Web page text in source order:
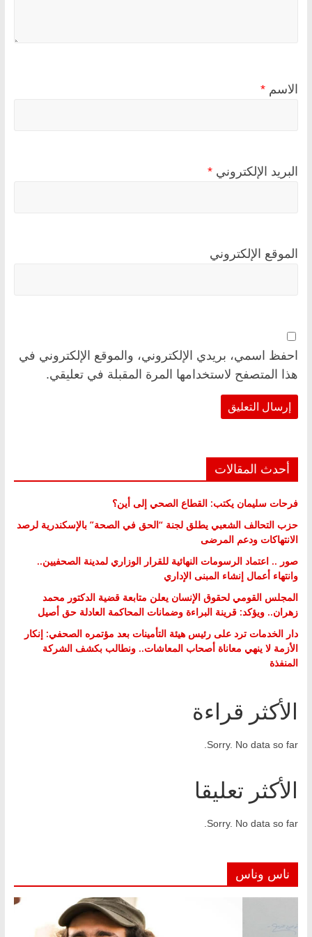
الاسم *
البريد الإلكتروني *
الموقع الإلكتروني
احفظ اسمي، بريدي الإلكتروني، والموقع الإلكتروني في
هذا المتصفح لاستخدامها المرة المقبلة في تعليقي.
أحدث المقالات
فرحات سليمان يكتب: القطاع الصحي إلى أين؟
حزب التحالف الشعبي يطلق لجنة “الحق في الصحة” بالإسكندرية لرصد
الانتهاكات ودعم المرضى
صور .. اعتماد الرسومات النهائية للقرار الوزاري لمدينة الصحفيين..
وانتهاء أعمال إنشاء المبنى الإداري
المجلس القومي لحقوق الإنسان يعلن متابعة قضية الدكتور محمد
زهران.. ويؤكد: قرينة البراءة وضمانات المحاكمة العادلة حق أصيل
دار الخدمات ترد على رئيس هيئة التأمينات بعد مؤتمره الصحفي: إنكار
الأزمة لا ينهي معاناة أصحاب المعاشات.. ونطالب بكشف الشركة
المنفذة
الأكثر قراءة
Sorry. No data so far.
الأكثر تعليقا
Sorry. No data so far.
ناس وناس